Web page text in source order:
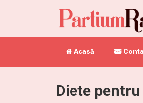
Acasă
Diete